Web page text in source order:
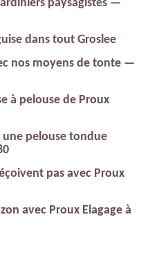
paysagistes —
dans tout Groslee
nos moyens de tonte —
à pelouse de Proux
une pelouse tondue
pas avec Proux
avec Proux Elagage à